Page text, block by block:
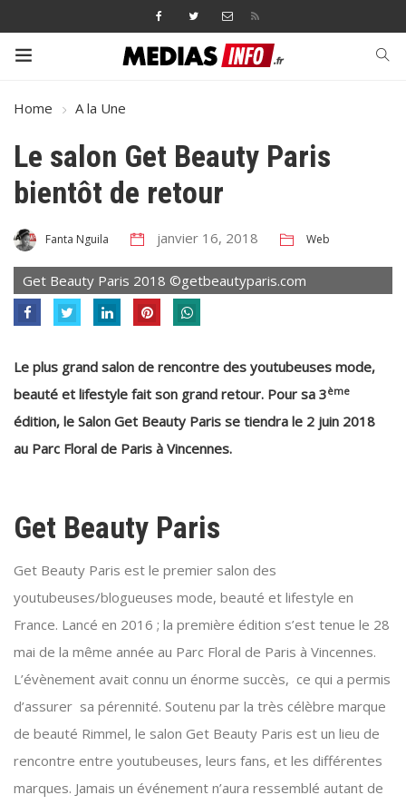
Home A la Une
Le salon Get Beauty Paris
bientôt de retour
Fanta Nguila janvier 16, 2018 Web
Get Beauty Paris 2018 ©getbeautyparis.com
Le plus grand salon de rencontre des youtubeuses mode,
beauté et lifestyle fait son grand retour. Pour sa 3ème
édition, le Salon Get Beauty Paris se tiendra le 2 juin 2018
au Parc Floral de Paris à Vincennes.
Get Beauty Paris
Get Beauty Paris est le premier salon des
youtubeuses/blogueuses mode, beauté et lifestyle en
France. Lancé en 2016 ; la première édition s’est tenue le 28
mai de la même année au Parc Floral de Paris à Vincennes.
L’évènement avait connu un énorme succès, ce qui a permis
d’assurer sa pérennité. Soutenu par la très célèbre marque
de beauté Rimmel, le salon Get Beauty Paris est un lieu de
rencontre entre youtubeuses, leurs fans, et les différentes
marques. Jamais un événement n’aura ressemblé autant de